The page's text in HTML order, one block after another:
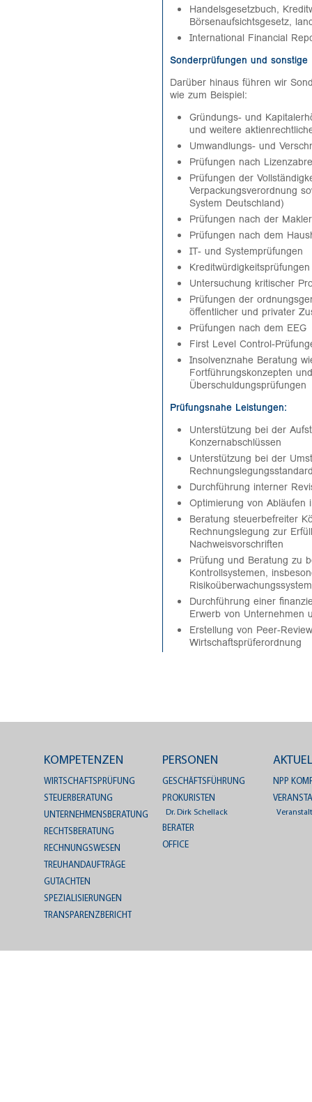
Handelsgesetzbuch,
Börsenaufsichtsgesetz,
International Financial
Sonderprüfungen und sonstige
Darüber hinaus führen wir
wie zum Beispiel:
Gründungs- und
und weitere
Umwandlungs- und
Prüfungen nach
Prüfungen der
Verpackungsverordnung
System Deutschland)
Prüfungen nach der
Prüfungen nach dem
IT- und Systemprüfungen
Kreditwürdigkeitsprüfungen
Untersuchung kritischer
Prüfungen der
öffentlicher und privater
Prüfungen nach dem EEG
First Level Control-
Insolvenznahe Beratung
Fortführungskonzepten
Überschuldungsprüfungen
Prüfungsnahe Leistungen:
Unterstützung bei der
Konzernabschlüssen
Unterstützung bei der
Durchführung interner
Optimierung von Abläufen
Beratung steuerbefreiter
Rechnungslegung zur
Nachweisvorschriften
Prüfung und Beratung zu
Kontrollsystemen,
Durchführung einer
Erwerb von Unternehmen
Erstellung von Peer-
Wirtschaftsprüferordnung
KOMPETENZEN
WIRTSCHAFTSPRÜFUNG
STEUERBERATUNG
UNTERNEHMENSBERATUNG
RECHTSBERATUNG
RECHNUNGSWESEN
TREUHANDAUFTRÄGE
GUTACHTEN
SPEZIALISIERUNGEN
TRANSPARENZBERICHT
PERSONEN
GESCHÄFTSFÜHRUNG
PROKURISTEN
Dr. Dirk Schellack
BERATER
OFFICE
NPP